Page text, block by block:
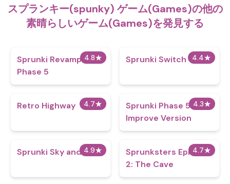
スプランキー(spunky) ゲーム(Games)の他の
素晴らしいゲーム(Games)を発見する
4.8★
Sprunki Revamped 3:
Phase 5
4.4★
Sprunki Switch
4.7★
Retro Highway 4.3★
Sprunki Phase 5
Improve Version
4.9★
Sprunki Sky and You 4.7★
Sprunksters Episode
2: The Cave